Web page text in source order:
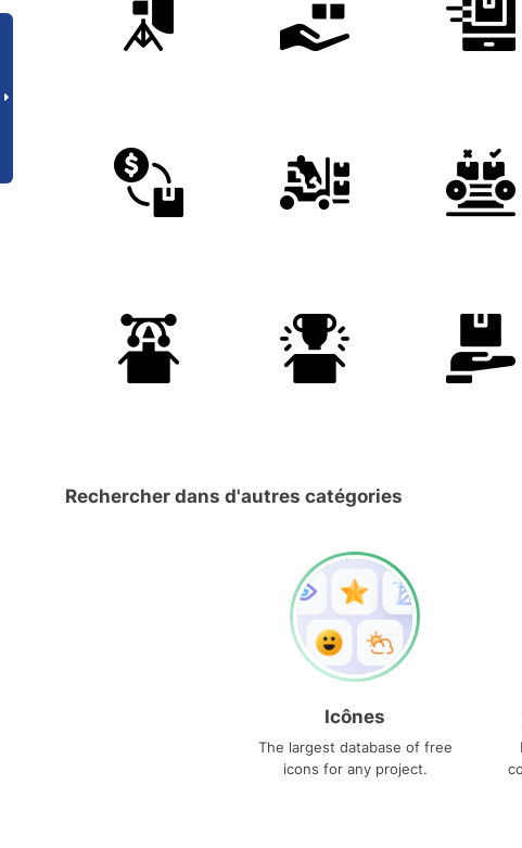
Rechercher dans d'autres catégories
Icônes
The largest database of free
icons for any project.